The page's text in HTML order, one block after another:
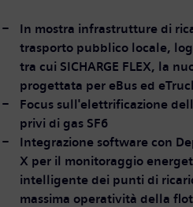
In mostra infrastrutture di
trasporto pubblico locale,
tra cui SICHARGE FLEX, la
progettata per eBus ed
Focus sull'elettrificazione
privi di gas SF6
Integrazione software con
X per il monitoraggio
intelligente dei punti di
massima operatività della